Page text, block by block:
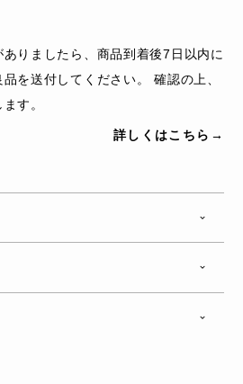
りましたら、商品到着後7日以内に
を送付してください。 確認の上、
す。
詳しくはこちら→